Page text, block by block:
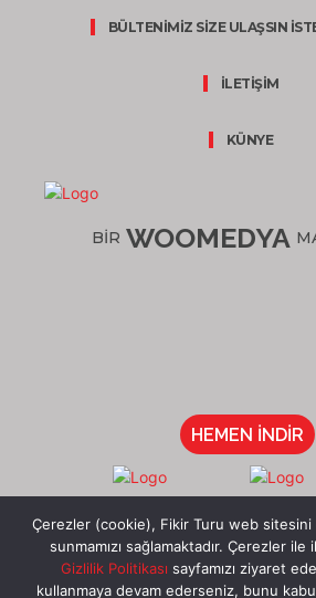
BÜLTENİMİZ SİZE ULAŞSIN
İLETİŞİM
KÜNYE
BİR WOOMEDYA
HEMEN İNDİR
Çerezler (cookie), Fikir Turu web
sunmamızı sağlamaktadır. Çerezler ile
Gizlilik Politikası sayfamızı ziyaret
kullanmaya devam ederseniz, bunu